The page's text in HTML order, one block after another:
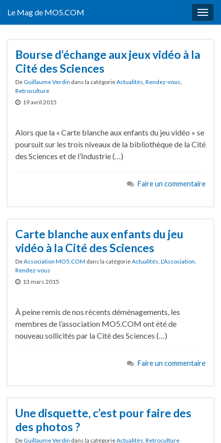
Le Mag de MO5.COM
Bourse d’échange aux jeux vidéo à la
Cité des Sciences
DeGuillaume Verdin dans la catégorieActualités, Rendez-vous,
Retroculture
19 avril 2015
Alors que la « Carte blanche aux enfants du jeu vidéo » se
poursuit sur les trois niveaux de la bibliothèque de la Cité
des Sciences et de l’Industrie (…)
Faire un commentaire
Carte blanche aux enfants du jeu
vidéo à la Cité des Sciences
DeAssociation MO5.COM dans la catégorieActualités L'Association
Rendez-vous
13 mars 2015
À peine remis de nos récents déménagements, les
membres de l’association MO5.COM ont été de
nouveau sollicités par la Cité des Sciences (…)
Faire un commentaire
Une disquette, c’est pour faire des
des photos ?
DeGuillaume Verdin dans la catégorieActualités, Retroculture